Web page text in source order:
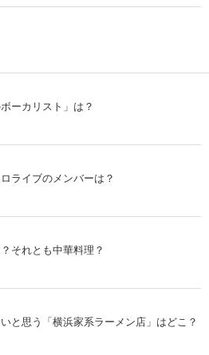
ーカリスト」は？
ライブのメンバーは？
それとも中華料理？
と思う「横浜家系ラーメン店」はどこ？